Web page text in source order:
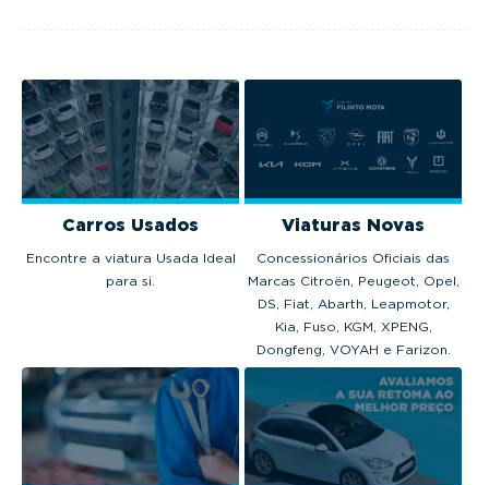
Carros Usados
Encontre a viatura Usada Ideal
para si.
Viaturas Novas
Concessionários Oficiais das
Marcas Citroën, Peugeot, Opel,
DS, Fiat, Abarth, Leapmotor,
Kia, Fuso, KGM, XPENG,
Dongfeng, VOYAH e Farizon.